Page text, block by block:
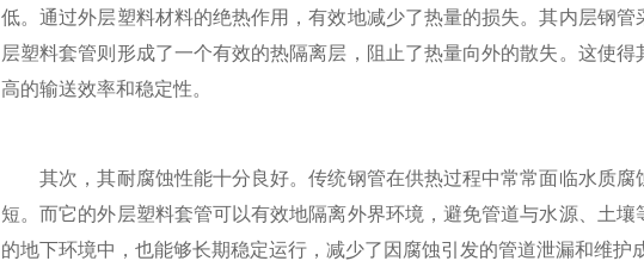
低。通过外层塑料材料的绝热作用，有效地减少了热量的损失。其内层钢
层塑料套管则形成了一个有效的热隔离层，阻止了热量向外的散失。这使
高的输送效率和稳定性。
其次，其耐腐蚀性能十分良好。传统钢管在供热过程中常常面临水质腐
短。而它的外层塑料套管可以有效地隔离外界环境，避免管道与水源、土
的地下环境中，也能够长期稳定运行，减少了因腐蚀引发的管道泄漏和维护